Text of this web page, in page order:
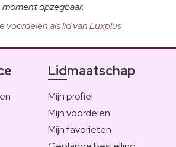
moment opzegbaar.
voordelen als lid van Luxplus
Lidmaatschap
Mijn profiel
Mijn voordelen
Mijn favorieten